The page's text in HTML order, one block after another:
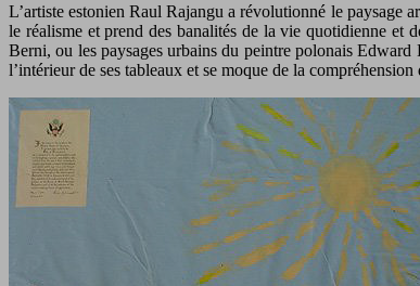
L’artiste estonien Raul Rajangu a révolutionné le paysage
le réalisme et prend des banalités de la vie quotidienne et
Berni, ou les paysages urbains du peintre polonais
l’intérieur de ses tableaux et se moque de la compréhension